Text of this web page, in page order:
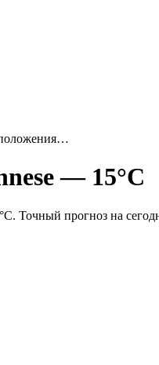
— 15°C
Точный прогноз на